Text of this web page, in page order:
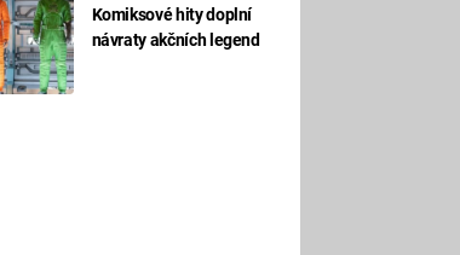
Komiksové hity doplní
návraty akčních legend